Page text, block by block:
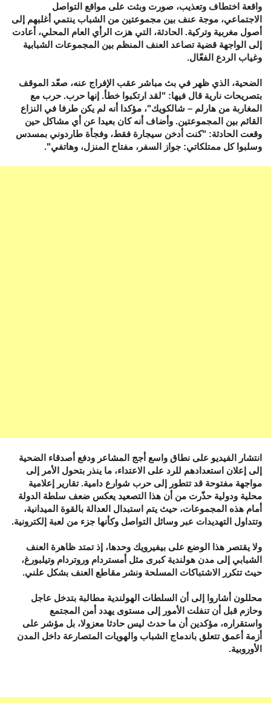
واقعة اختطاف وتعذيب، صورت وبثت على مواقع التواصل
الاجتماعي، موجة عنف بين مجموعتين من الشباب ينتمي أغلبهم إلى
أصول مغربية وتركية. الحادثة، التي هزت الرأي العام المحلي، أعادت
إلى الواجهة قضية تصاعد العنف المنظم بين المجموعات الشبابية
وغياب الردع الفعّال.
الضحية، الذي ظهر في بث مباشر عقب الإفراج عنه، صعّد الموقف
بتصريحات نارية قال فيها: "لقد ارتكبوا خطأ. إنها حرب. حرب مع
المغاربة من هارلم – شالكويك"، مؤكدا أنه لم يكن طرفا في النزاع
القائم بين المجموعتين. وأضاف أنه كان بعيدا عن أي مشاكل حين
وقعت الحادثة: "كنت أدخن سيجارة فقط، وفجأة طاردوني بمسدس
وسلبوا كل ممتلكاتي: جواز السفر، مفتاح المنزل، وهاتفي".
انتشار الفيديو على نطاق واسع أجج المشاعر ودفع أصدقاء الضحية
إلى إعلان استعدادهم للرد على الاعتداء، ما ينذر بتحول الأمر إلى
مواجهة مفتوحة قد تتطور إلى حرب شوارع دامية. تقارير إعلامية
محلية ودولية حذّرت من أن هذا التصعيد يعكس ضعف سلطة الدولة
أمام هذه المجموعات، حيث يتم استبدال العدالة بالقوة الميدانية،
وتتداول التهديدات عبر وسائل التواصل وكأنها جزء من لعبة إلكترونية.
ولا يقتصر هذا الوضع على بيفيرويك وحدها، إذ تمتد ظاهرة العنف
الشبابي إلى مدن هولندية كبرى مثل أمستردام وروتردام وتيلبورغ،
حيث تتكرر الاشتباكات المسلحة ونشر مقاطع العنف بشكل علني.
محللون أشاروا إلى أن السلطات الهولندية مطالبة بتدخل عاجل
وحازم قبل أن تنفلت الأمور إلى مستوى يهدد أمن المجتمع
واستقراره، مؤكدين أن ما حدث ليس حادثا معزولا، بل مؤشر على
أزمة أعمق تتعلق باندماج الشباب والهويات المتصارعة داخل المدن
الأوروبية.